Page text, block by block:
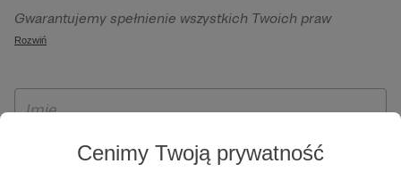
Cenimy Twoją prywatność
092 Warszawa. Twoje dane osobowe będą przetwarzane w
szczególności w celu wykonania umowy zawartej z Tobą, w
Patronite.pl, w tym możliwości dokonywania oraz
otrzymywania wsparcia na naszej platformie oraz
Gwarantujemy spełnienie wszystkich Twoich praw
wynikających z ogólnego rozporządzenia o ochronie
ich przenoszenia, niepodlegania zautomatyzowanemu
wyrażenia sprzeciwu wobec przetwarzania Twoich danych
osobowych. Rejestracja dla osób niepełnoletnich możliwa
Rozwiń